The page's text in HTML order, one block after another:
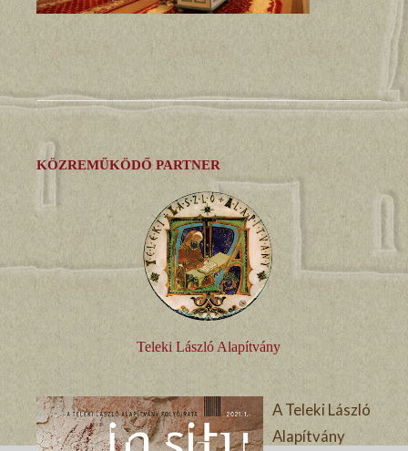
KÖZREMŰKÖDŐ PARTNER
Teleki László Alapítvány
A Teleki László
Alapítvány